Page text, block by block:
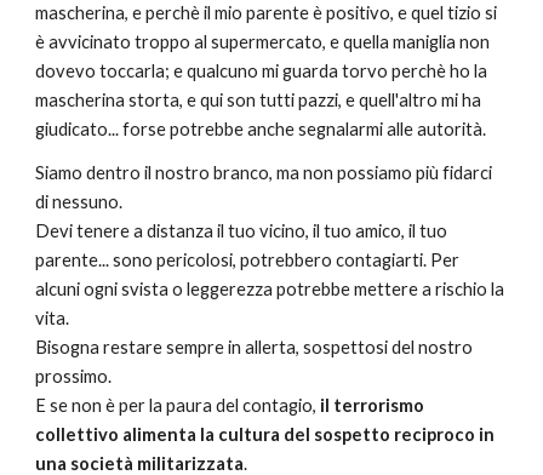
mascherina, e perchè il mio parente è positivo, e quel tizio si
è avvicinato troppo al supermercato, e quella maniglia non
dovevo toccarla; e qualcuno mi guarda torvo perchè ho la
mascherina storta, e qui son tutti pazzi, e quell'altro mi ha
giudicato... forse potrebbe anche segnalarmi alle autorità.
Siamo dentro il nostro branco, ma non possiamo più fidarci
di nessuno.
Devi tenere a distanza il tuo vicino, il tuo amico, il tuo
parente... sono pericolosi, potrebbero contagiarti. Per
alcuni ogni svista o leggerezza potrebbe mettere a rischio la
vita.
Bisogna restare sempre in allerta, sospettosi del nostro
prossimo.
E se non è per la paura del contagio, il terrorismo
collettivo alimenta la cultura del sospetto reciproco in
una società militarizzata.